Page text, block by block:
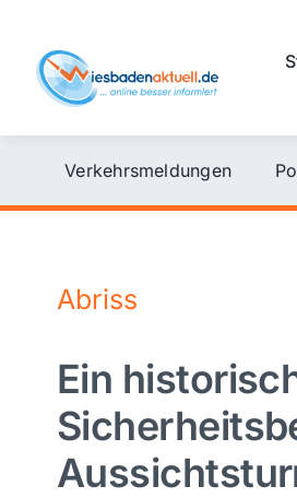
content
Verkehrsmeldungen
Abriss
Ein